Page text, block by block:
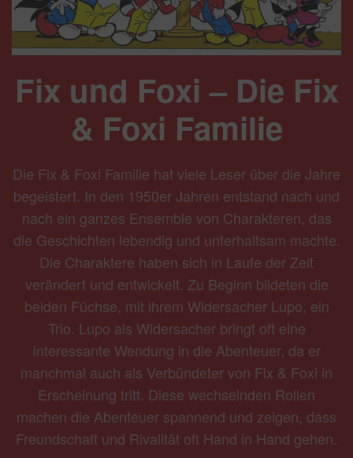
Fix und Foxi – Die Fix
& Foxi Familie
Die Fix & Foxi Familie hat viele Leser über die Jahre
begeistert. In den 1950er Jahren entstand nach und
nach ein ganzes Ensemble von Charakteren, das
die Geschichten lebendig und unterhaltsam machte.
Die Charaktere haben sich in Laufe der Zeit
verändert und entwickelt. Zu Beginn bildeten die
beiden Füchse, mit ihrem Widersacher Lupo, ein
Trio. Lupo als Widersacher bringt oft eine
interessante Wendung in die Abenteuer, da er
manchmal auch als Verbündeter von Fix & Foxi in
Erscheinung tritt. Diese wechselnden Rollen
machen die Abenteuer spannend und zeigen, dass
Freundschaft und Rivalität oft Hand in Hand gehen.